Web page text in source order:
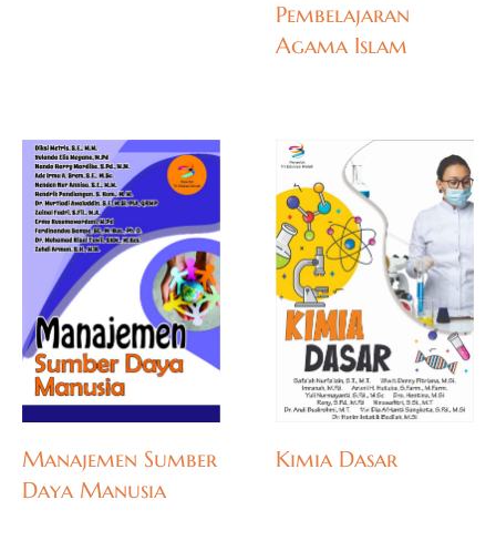
Pembelajaran
Agama Islam
Manajemen Sumber
Daya Manusia
Kimia Dasar